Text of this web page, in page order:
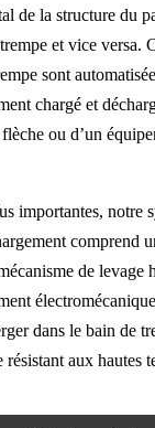
de la structure du
et vice versa.
sont
chargé et
ou d’un
importantes, notre
comprend
de levage
dans le bain de
aux hautes